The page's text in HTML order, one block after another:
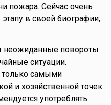
пожара. Сейчас очень
в своей биографии,
повороты
ситуации.
только самыми
и хозяйственной точек
употреблять